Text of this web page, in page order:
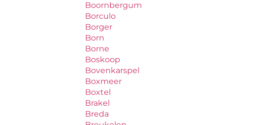
Boornbergum
Borculo
Borger
Born
Borne
Boskoop
Bovenkarspel
Boxmeer
Boxtel
Brakel
Breda